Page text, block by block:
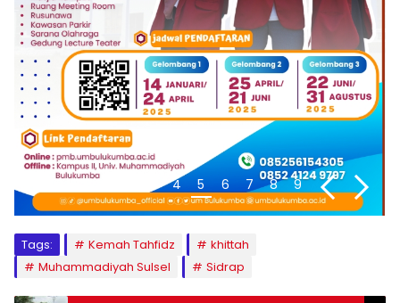
4 5 6 7 8 9
Tags: Kemah Tahfidz
khittah
Muhammadiyah Sulsel
Sidrap